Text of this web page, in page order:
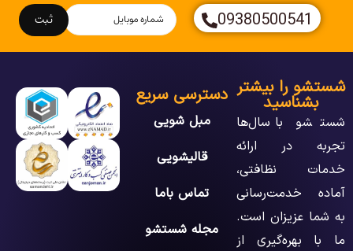
09380500541
ثبت
شستشو را بیشتر
بشناسید
شستشو با سال‌ها
تجربه در ارائه
خدمات نظافتی،
آماده خدمت‌رسانی
به شما عزیزان است.
ما با بهره‌گیری از
دسترسی سریع
مبل شویی
قالیشویی
تماس باما
مجله شستشو